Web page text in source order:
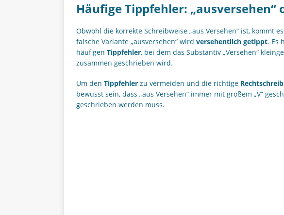
Häufige Tippfehler: „ausversehen“
Obwohl die korrekte Schreibweise „aus Versehen“ ist, kommt
falsche Variante „ausversehen“ wird versehentlich getippt. Es
häufigen Tippfehler, bei dem das Substantiv „Versehen“
zusammen geschrieben wird.
Um den Tippfehler zu vermeiden und die richtige
bewusst sein, dass „aus Versehen“ immer mit großem „V“
geschrieben werden muss.